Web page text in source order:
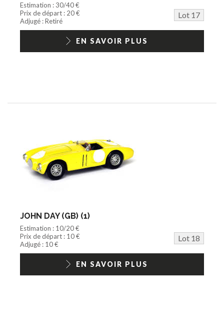
Estimation : 30/40 €
Prix de départ : 20 €
Lot 17
Adjugé : Retiré
EN SAVOIR PLUS
JOHN DAY (GB) (1)
Estimation : 10/20 €
Prix de départ : 10 €
Lot 18
Adjugé : 10 €
EN SAVOIR PLUS